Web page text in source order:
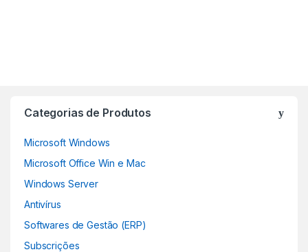
Categorias de Produtos
Microsoft Windows
Microsoft Office Win e Mac
Windows Server
Antivírus
Softwares de Gestão (ERP)
Subscrições